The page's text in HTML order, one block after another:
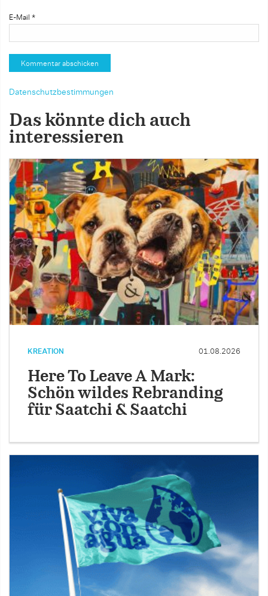
E-Mail *
Datenschutzbestimmungen
Das könnte dich auch
interessieren
KREATION 01.08.2026
Here To Leave A Mark:
Schön wildes Rebranding
für Saatchi & Saatchi